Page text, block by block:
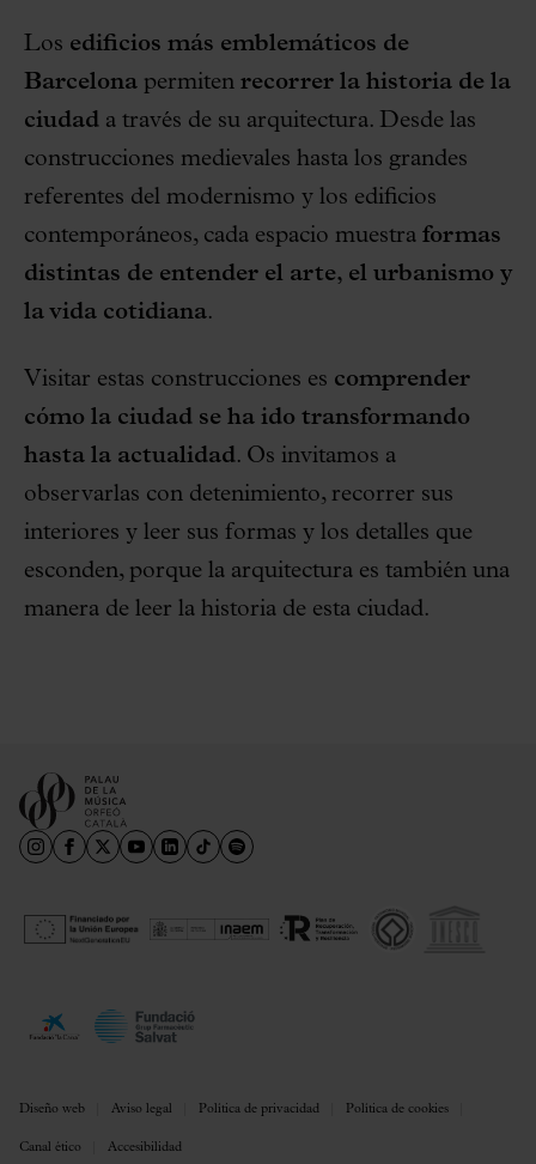
Los edificios más emblemáticos de
Barcelona permiten recorrer la historia de la
ciudad a través de su arquitectura. Desde las
construcciones medievales hasta los grandes
referentes del modernismo y los edificios
contemporáneos, cada espacio muestra formas
distintas de entender el arte, el urbanismo y
la vida cotidiana.
Visitar estas construcciones es comprender
cómo la ciudad se ha ido transformando
hasta la actualidad. Os invitamos a
observarlas con detenimiento, recorrer sus
interiores y leer sus formas y los detalles que
esconden, porque la arquitectura es también una
manera de leer la historia de esta ciudad.
Diseño web Aviso legal Política de privacidad Política de cookies
Canal ético Accesibilidad